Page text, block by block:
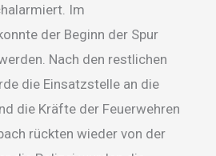
Im
der Beginn der Spur
Nach den restlichen
die Einsatzstelle an die
die Kräfte der Feuerwehren
rückten wieder von der